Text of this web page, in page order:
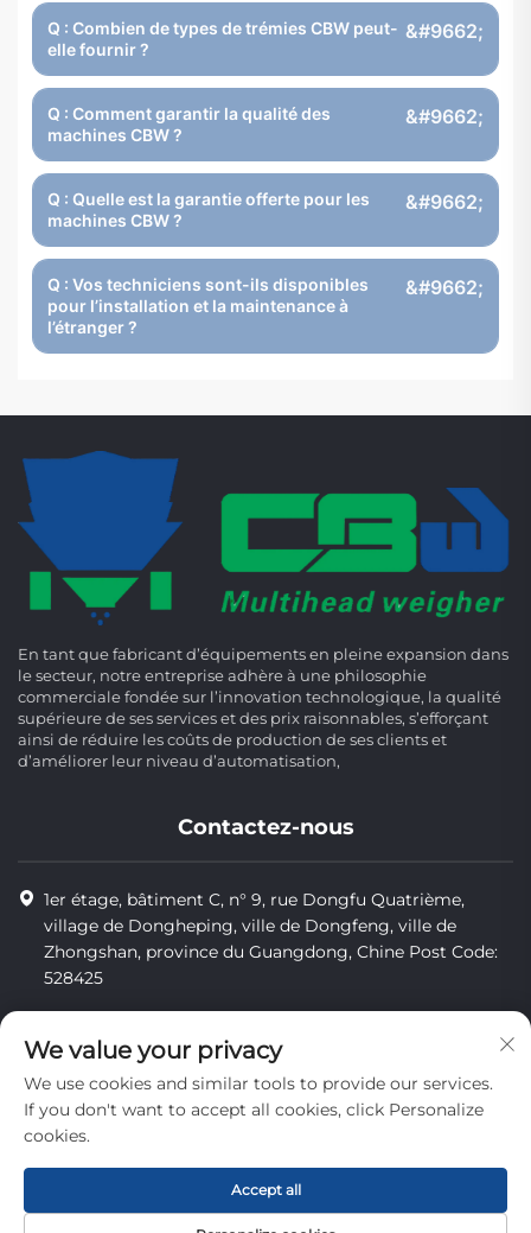
Q : Combien de types de trémies CBW peut-
elle fournir ?
Q : Comment garantir la qualité des
machines CBW ?
Q : Quelle est la garantie offerte pour les
machines CBW ?
Q : Vos techniciens sont-ils disponibles
pour l’installation et la maintenance à
l’étranger ?
En tant que fabricant d’équipements en pleine expansion dans
le secteur, notre entreprise adhère à une philosophie
commerciale fondée sur l’innovation technologique, la qualité
supérieure de ses services et des prix raisonnables, s’efforçant
ainsi de réduire les coûts de production de ses clients et
d’améliorer leur niveau d’automatisation,
Contactez-nous
1er étage, bâtiment C, n° 9, rue Dongfu Quatrième,
village de Dongheping, ville de Dongfeng, ville de
Zhongshan, province du Guangdong, Chine Post Code:
528425
[email protected]
Politique de confidentialité
We value your privacy
We use cookies and similar tools to provide our services.
If you don't want to accept all cookies, click Personalize
cookies.
Accept all